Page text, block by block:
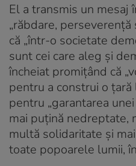
El a transmis un mesaj
„răbdare,
că „într-o societate
sunt cei care aleg și
încheiat promițând că
pentru a construi o țară
pentru „garantarea
mai puțină nedreptate,
multă solidaritate și
toate popoarele lumii,